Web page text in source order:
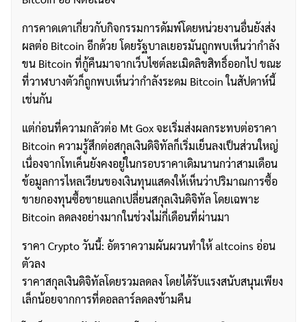
การคาดเดาเกี่ยวกับกิจกรรมการดัมพ์โดยหน่วยงานอื่นยังส่ง
ผลต่อ Bitcoin อีกด้วย โดยรัฐบาลเยอรมันถูกพบเห็นว่ากำลัง
ขน Bitcoin ที่กู้คืนมาจากเว็บไซต์ละเมิดลิขสิทธิ์ออกไป ขณะ
ที่วาฬบางตัวก็ถูกพบเห็นว่ากำลังระดม Bitcoin ในสัปดาห์นี้
เช่นกัน
แต่ก่อนที่ความกลัวต่อ Mt Gox จะเริ่มส่งผลกระทบต่อราคา
Bitcoin ความรู้สึกต่อสกุลเงินดิจิทัลก็เริ่มเย็นลงเป็นส่วนใหญ่
เนื่องจากโทเค็นยังคงอยู่ในกรอบราคาเดิมนานกว่าสามเดือน
ข้อมูลการไหลเวียนของเงินทุนแสดงให้เห็นว่าปริมาณการซื้อ
ขายกองทุนซื้อขายแลกเปลี่ยนสกุลเงินดิจิทัล โดยเฉพาะ
Bitcoin ลดลงอย่างมากในช่วงไม่กี่เดือนที่ผ่านมา
ราคา Crypto วันนี้: อัตราความผันผวนทำให้ altcoins อ่อน
ตัวลง
ราคาสกุลเงินดิจิทัลโดยรวมลดลง โดยได้รับแรงสนับสนุนเพียง
เล็กน้อยจากการที่ดอลลาร์ลดลงข้ามคืน